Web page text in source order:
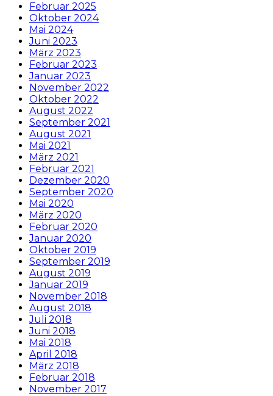
Februar 2025
Oktober 2024
Mai 2024
Juni 2023
März 2023
Februar 2023
Januar 2023
November 2022
Oktober 2022
August 2022
September 2021
August 2021
Mai 2021
März 2021
Februar 2021
Dezember 2020
September 2020
Mai 2020
März 2020
Februar 2020
Januar 2020
Oktober 2019
September 2019
August 2019
Januar 2019
November 2018
August 2018
Juli 2018
Juni 2018
Mai 2018
April 2018
März 2018
Februar 2018
November 2017